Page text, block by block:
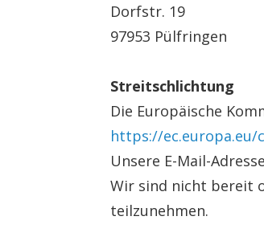
Dorfstr. 19
97953 Pülfringen
Streitschlichtung
Die Europäische
https://ec.europa.eu/
Unsere E-Mail-
Wir sind nicht bereit
teilzunehmen.